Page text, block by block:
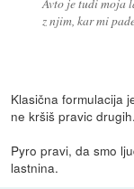
z njim, kar mi
Klasična formulacija
ne kršiš pravic
Pyro pravi, da smo
lastnina.